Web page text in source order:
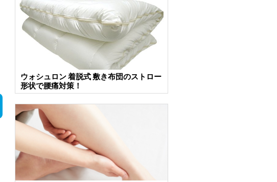
ウォシュロン 着脱式 敷き布団のストロー
形状で腰痛対策！